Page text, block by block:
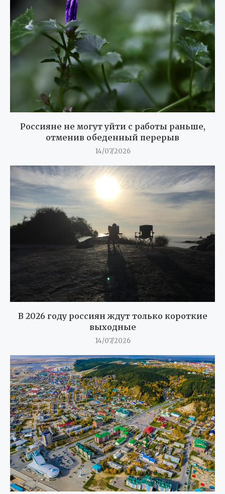
Россияне не могут уйти с работы раньше,
отменив обеденный перерыв
14/07/2026
В 2026 году россиян ждут только короткие
выходные
14/07/2026